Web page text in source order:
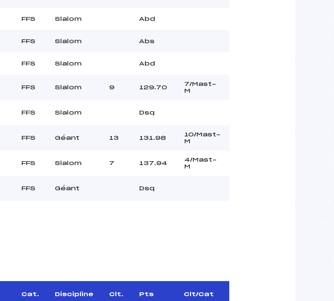
FFS Slalom Abd
FFS Slalom Abs
FFS Slalom Abd
FFS Slalom 9 129.70
7/Mast-
M
FFS Slalom Dsq
FFS Géant 13 131.98
10/Mast-
M
FFS Slalom 7 137.94
4/Mast-
M
FFS Géant Dsq
Cat. Discipline Clt. Pts Clt/Cat